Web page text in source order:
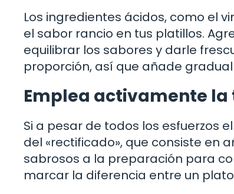
Los ingredientes ácidos, como el
el sabor rancio en tus platillos.
equilibrar los sabores y darle
proporción, así que añade
Emplea activamente la
Si a pesar de todos los esfuerzos
del «rectificado», que consiste en
sabrosos a la preparación para
marcar la diferencia entre un